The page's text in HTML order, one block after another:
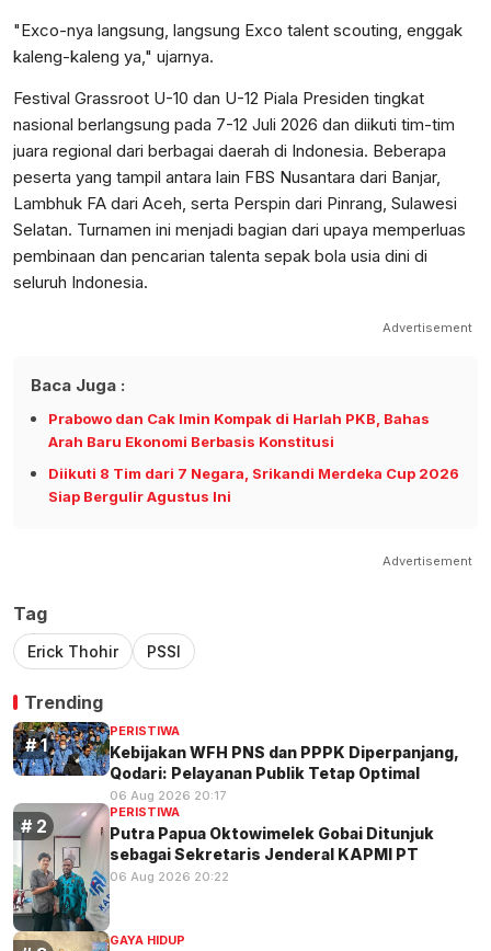
"Exco-nya langsung, langsung Exco talent scouting, enggak
kaleng-kaleng ya," ujarnya.
Festival Grassroot U-10 dan U-12 Piala Presiden tingkat
nasional berlangsung pada 7-12 Juli 2026 dan diikuti tim-tim
juara regional dari berbagai daerah di Indonesia. Beberapa
peserta yang tampil antara lain FBS Nusantara dari Banjar,
Lambhuk FA dari Aceh, serta Perspin dari Pinrang, Sulawesi
Selatan. Turnamen ini menjadi bagian dari upaya memperluas
pembinaan dan pencarian talenta sepak bola usia dini di
seluruh Indonesia.
Advertisement
Baca Juga :
Prabowo dan Cak Imin Kompak di Harlah PKB, Bahas
Arah Baru Ekonomi Berbasis Konstitusi
Diikuti 8 Tim dari 7 Negara, Srikandi Merdeka Cup 2026
Siap Bergulir Agustus Ini
Advertisement
Tag
Erick Thohir PSSI
Trending
PERISTIWA
Kebijakan WFH PNS dan PPPK Diperpanjang,
Qodari: Pelayanan Publik Tetap Optimal
06 Aug 2026 20:17
PERISTIWA
Putra Papua Oktowimelek Gobai Ditunjuk
sebagai Sekretaris Jenderal KAPMI PT
06 Aug 2026 20:22
GAYA HIDUP